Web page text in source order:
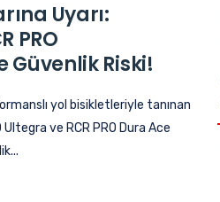
Uyarı:
PRO
Güvenlik Riski!
yol bisikletleriyle tanınan
Ultegra ve RCR PRO Dura Ace